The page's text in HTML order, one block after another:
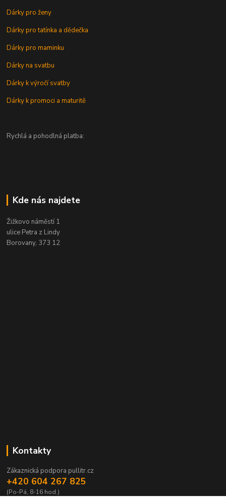
Dárky pro ženy
Dárky pro tatínka a dědečka
Dárky pro maminku
Dárky na svatbu
Dárky k výročí svatby
Dárky k promoci a maturitě
Rychlá a pohodlná platba:
Kde nás najdete
Žižkovo náměstí 1
ulice Petra z Lindy
Borovany, 373 12
Kontakty
Zákaznická podpora pullitr.cz
+420 604 267 825
(Po-Pá, 8-16 hod.)